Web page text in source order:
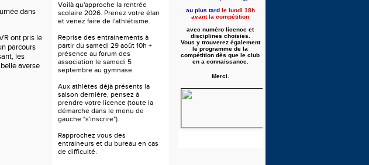
dans
ont pris le
parcours
, les
averse
Voilà qu'approche la rentrée
scolaire 2026. Prenez votre élan
et venez faire de l'athlétisme.
Reprise des entrainements à
partir du samedi 29 août 10h +
présence au forum des
association le samedi 5
septembre au gymnase.
Aux athlètes déjà présents la
saison dernière, pensez à
prendre votre licence (toute la
démarche dans le menu de
gauche "s'inscrire").
Rapprochez vous des
entraineurs et du bureau en cas
de difficulté.
au plus tardle lundi 18h
avant la compétition
avec numéro licence et
disciplines choisies.
Vous y trouverez également
le programme de la
compétition dès que le club
en a connaissance.
Merci.